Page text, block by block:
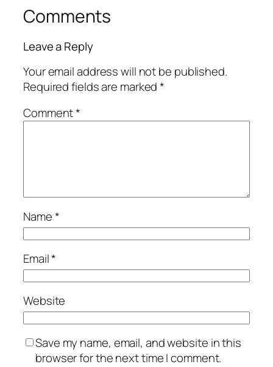
Comments
Leave a Reply
Your email address will not be published.
Required fields are marked*
Comment*
Name*
Email*
Website
Save my name, email, and website in this
browser for the next time I comment.